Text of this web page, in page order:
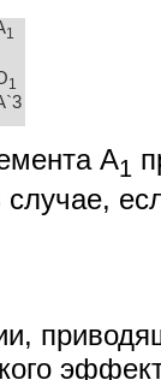
1
1
А1
случае,